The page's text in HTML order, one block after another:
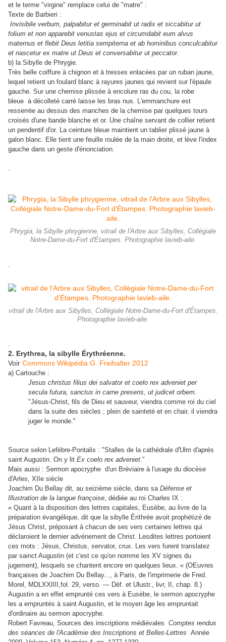
et le terme "virgine" remplace celui de "matre" :
Texte de Barbieri :
Invisibile verbum, palpabitur et germinabit ut radix et siccabitur ut
folium et non apparebit venustas ejus et circumdabit eum alvus
maternus et flebit Deus letitia sempiterna et ab hominibus conculcabitur
et nascetur ex matre ut Deus et conversabitur ut peccator.
b) la Sibylle de Phrygie.
Très belle coiffure à chignon et à tresses enlacées par un ruban jaune,
lequel retient un foulard blanc à rayures jaunes qui revient sur l'épaule
gauche. Sur une chemise plissée à encolure ras du cou, la robe
bleue à décolleté carré laisse les bras nus. L'emmanchure est
resserrée au dessus des manches de la chemise par quelques tours
croisés d'une bande blanche et or. Une chaîne servant de collier retient
un pendentif d'or. La ceinture bleue maintient un tablier plissé jaune à
galon blanc. Elle tient une feuille roulée de la main droite, et lève l'index
gauche dans un geste d'énonciation.
Phrygia, la Sibylle phrygienne, vitrail de l'Arbre aux Sibylles, Collégiale
Notre-Dame-du-Fort d'Étampes. Photographie lavieb-aile.
vitrail de l'Arbre aux Sibylles, Collégiale Notre-Dame-du-Fort d'Étampes.
Photographie lavieb-aile.
2. Erythrea, la sibylle Érythréenne.
Voir Commons Wikipédia G. Freihalter 2012
a) Cartouche :
Jesus christus filius dei salvator et coelo rex adveniet per
secula futura, sanctus in carne presens, ut judicet orbem.
"Jésus-Christ, fils de Dieu et sauveur, viendra comme roi du ciel
dans la suite des siècles ; plein de sainteté et en chair, il viendra
juger le monde."
Source selon Lefèbre-Pontalis : "Stalles de la cathédrale d'Ulm d'après
saint Augustin. On y lit Ex coelo rex adveniet."
Mais aussi : Sermon apocryphe d'un Bréviaire à l'usage du diocèse
d'Arles, XIIe siècle
Joachim Du Bellay dit, au seizième siècle, dans sa Défense et
Illustration de la langue françoise, dédiée au roi Charles IX :
« Quant à la disposition des lettres capitales, Eusèbe, au livre de Ia
préparation évangélique, dit que la sibylle Érithrée avoit prophétizé de
Jésus Christ, préposant à chacun de ses vers certaines lettres qui
déclaroient le dernier advénement de Christ. Lesdites lettres portoient
ces mots : Jésus, Christus, servator, crux. Les vers furent translatez
par sainct Augustin (et c'est ce qu'on nomme les XV signes du
jugement), lesquels se chantent encore en quelques lieux. « (OEuvres
françaises de Joachim Du Bellay..., à Paris, de l'imprimerie de Fred.
Morel, MDLXXlIII,fol. 29, verso. — Déf. et Ulustr., livr, II, chap. 8.)
Augustin a en effet emprunté ces vers à Eusèbe, le sermon apocryphe
les a empruntés à saint Augustin, et le moyen âge les empruntait
d'ordinaire au sermon apocryphe.
Robert Favreau, Sources des inscriptions médiévales Comptes rendus
des séances de l'Académie des Inscriptions et Belles-Lettres Année